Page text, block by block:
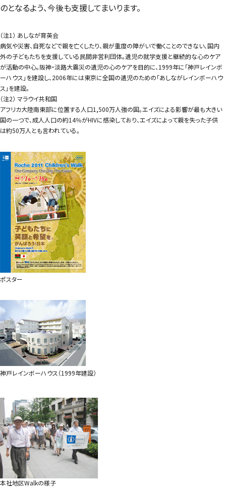
のとなるよう、今後も支援してまいります。
（注1） あしなが育英会
病気や災害、自死などで親を亡くしたり、親が重度の障がいで働くことのできない、国内
外の子どもたちを支援している民間非営利団体。遺児の就学支援と継続的な心のケア
が活動の中心。阪神・淡路大震災の遺児の心のケアを目的に、1999年に「神戸レインボ
ーハウス」を建設し、2006年には東京に全国の遺児のための「あしながレインボーハウ
ス」を建設。
（注2） マラウイ共和国
アフリカ大陸南東部に位置する人口1,500万人強の国。エイズによる影響が最も大きい
国の一つで、成人人口の約14％がHIVに感染しており、エイズによって親を失った子供
は約50万人とも言われている。
ポスター
神戸レインボーハウス（1999年建設）
本社地区Walkの様子